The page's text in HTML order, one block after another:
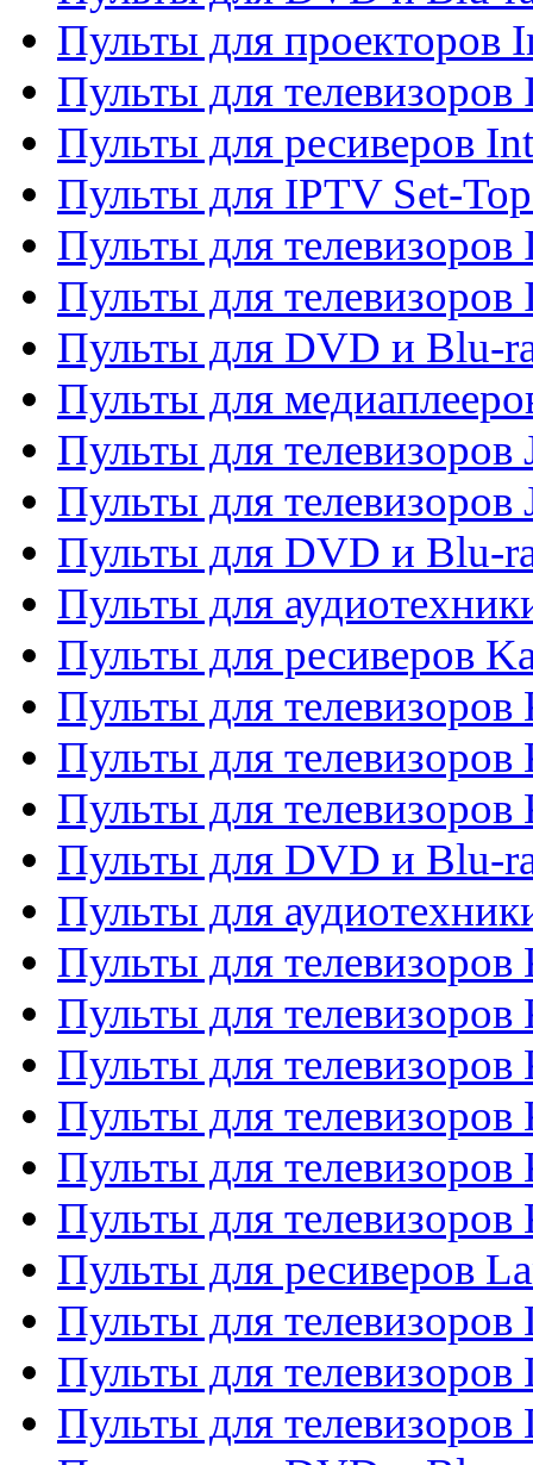
Пульты для проекторов
Пульты для
Пульты для ресиверов
Пульты для IPTV Set-
Пульты для телевизоров
Пульты для телевизоров
Пульты для DVD и Blu-
Пульты для
Пульты для телевизоров
Пульты для телевизоров
Пульты для DVD и Blu-
Пульты для
Пульты для ресиверов
Пульты для телевизоров
Пульты для телевизоров
Пульты для телевизоров
Пульты для DVD и Blu-
Пульты для
Пульты для
Пульты для телевизоров
Пульты для телевизоров
Пульты для телевизоров
Пульты для
Пульты для
Пульты для ресиверов
Пульты для телевизоров
Пульты для телевизоров
Пульты для телевизоров